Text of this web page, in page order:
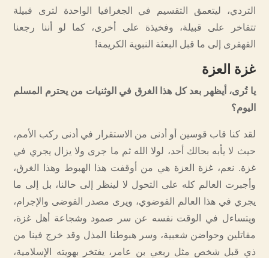
التردي، ليتعمق التقسيم في الجغرافيا الواحدة لترى قبيلة
تتفاخر على قبيلة، وفخيذة على أخرى، كما لو أننا رجعنا
القهقرى إلى ما قبل البعثة النبوية الكريمة!
غزة العزة
يا تُرى، أيظهر بعد كل هذا الغرق في الوثنيات من يحترم المسلم
اليوم؟
لقد كنا قاب قوسين أو أدنى من الاستقرار في أدنى ركب الأمم،
حيث لا يأبه بحالك أحد، لولا الله ثم ما جرى ولا يزال يجري في
غزة. نعم، غزة العزة هي من أوقفت هذا الهبوط وهذا الغرق،
وأجبرت العالم كله على التحول لا لينظر إلى حالنا، بل إلى ما
يجري في هذا العالم الفوضوي، ويرى مصدر الفوضى والإجرام،
ويتساءل في الوقت نفسه عن سر صمود وشجاعة أهل غزة،
مقاتلين وحواضن شعبية، وسر هبوطنا المذل وقد خرج فينا من
ذي قبل شخص مثل ربعي بن عامر، يفتخر بهويته الإسلامية،